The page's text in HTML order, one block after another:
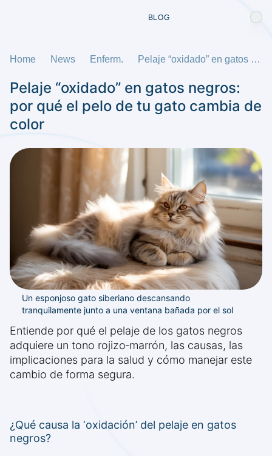
BLOG
Home News Enferm. Pelaje “oxidado” en gatos negros: por qué el pelo de tu gato cambia de color
Pelaje “oxidado” en gatos negros:
por qué el pelo de tu gato cambia de
color
Un esponjoso gato siberiano descansando
tranquilamente junto a una ventana bañada por el sol
Entiende por qué el pelaje de los gatos negros
adquiere un tono rojizo‑marrón, las causas, las
implicaciones para la salud y cómo manejar este
cambio de forma segura.
¿Qué causa la ‘oxidación’ del pelaje en gatos
negros?